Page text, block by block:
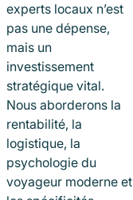
experts locaux n’est
pas une dépense,
mais un
investissement
stratégique vital.
Nous aborderons la
rentabilité, la
logistique, la
psychologie du
voyageur moderne et